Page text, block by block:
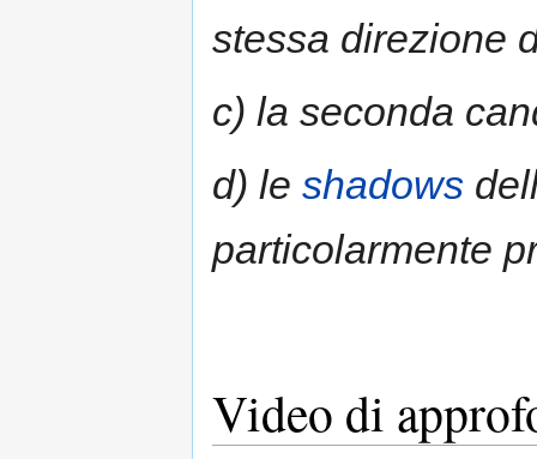
stessa direzione
c) la seconda
d) le shadows
particolarmente
Video di